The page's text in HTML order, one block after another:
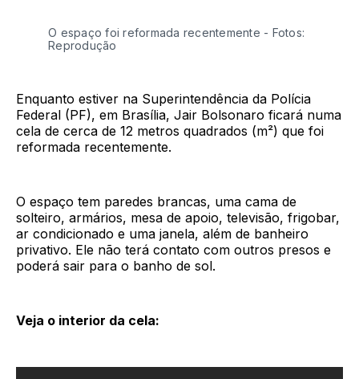
O espaço foi reformada recentemente - Fotos:
Reprodução
Enquanto estiver na Superintendência da Polícia
Federal (PF), em Brasília, Jair Bolsonaro ficará numa
cela de cerca de 12 metros quadrados (m²) que foi
reformada recentemente.
O espaço tem paredes brancas, uma cama de
solteiro, armários, mesa de apoio, televisão, frigobar,
ar condicionado e uma janela, além de banheiro
privativo. Ele não terá contato com outros presos e
poderá sair para o banho de sol.
Veja o interior da cela: